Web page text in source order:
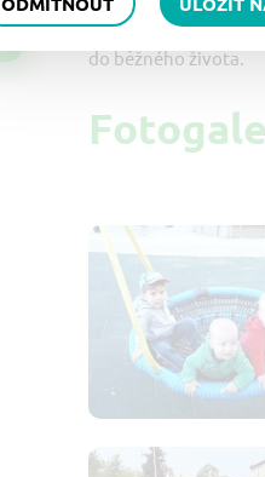
péče s odborně
do běžného života.
ODMÍTNOUT
ULOŽIT